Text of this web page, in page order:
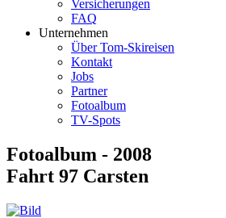
Versicherungen
FAQ
Unternehmen
Über Tom-Skireisen
Kontakt
Jobs
Partner
Fotoalbum
TV-Spots
Fotoalbum - 2008
Fahrt 97 Carsten